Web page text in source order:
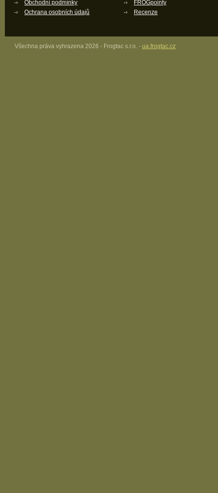
Obchodní podmínky
Ochrana osobních údajů
FROGpointy
Recenze
Všechna práva vyhrazena 2026 - Frogtac s.r.o. - ua.frogtac.cz